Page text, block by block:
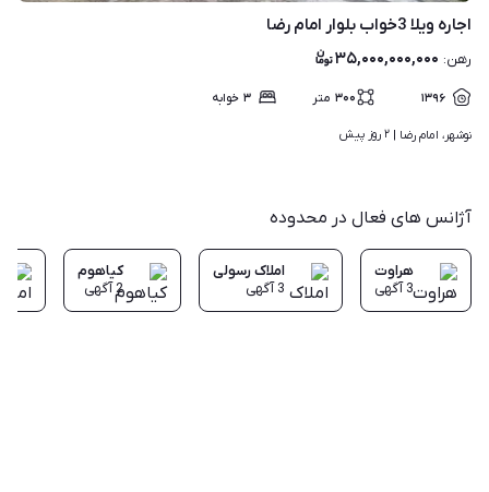
اجاره ویلا 3خواب بلوار امام رضا
رهن: ۳۵,۰۰۰,۰۰۰,۰۰۰
۱۳۹۶ ۳۰۰ متر ۳ خوابه
نوشهر، امام رضا | ۲ روز پیش
آژانس های فعال در محدوده
هراوت
3 آگهی
املاک رسولی
3 آگهی
کیاهوم
2آگهی